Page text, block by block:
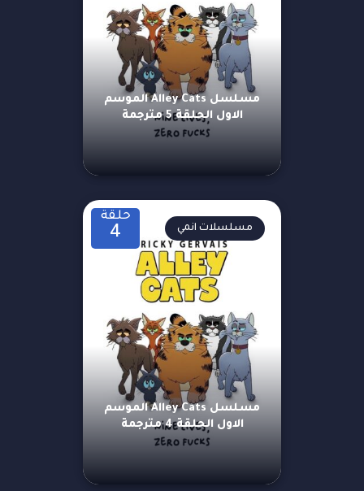
مسلسل Alley Cats الموسم
الاول الحلقة 5 مترجمة
حلقة
4
مسلسل Alley Cats الموسم
الاول الحلقة 4 مترجمة
مسلسلات انمي